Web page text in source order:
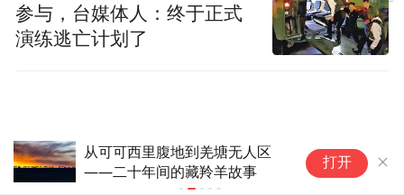
从可可西里腹地到羌塘无人区
——二十年间的藏羚羊故事
海内外
半导体
打开
参与，台媒体人：终于正式
演练逃亡计划了